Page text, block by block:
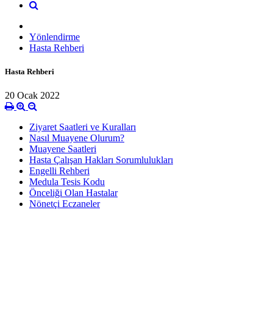
Yönlendirme
Hasta Rehberi
Hasta Rehberi
20 Ocak 2022
Ziyaret Saatleri ve Kuralları
Nasıl Muayene Olurum?
Muayene Saatleri
Hasta Çalışan Hakları Sorumlulukları
Engelli Rehberi
Medula Tesis Kodu
Önceliği Olan Hastalar
Nönetçi Eczaneler